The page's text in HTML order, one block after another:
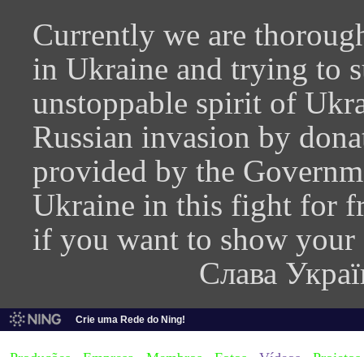
Currently we are
in Ukraine and trying to
unstoppable spirit of
Russian invasion by
provided by the
Ukraine in this fight for
if you want to show
Слава
Crie uma Rede do Ning!